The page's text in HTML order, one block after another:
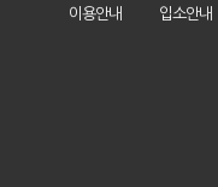
이용안내 입소안내